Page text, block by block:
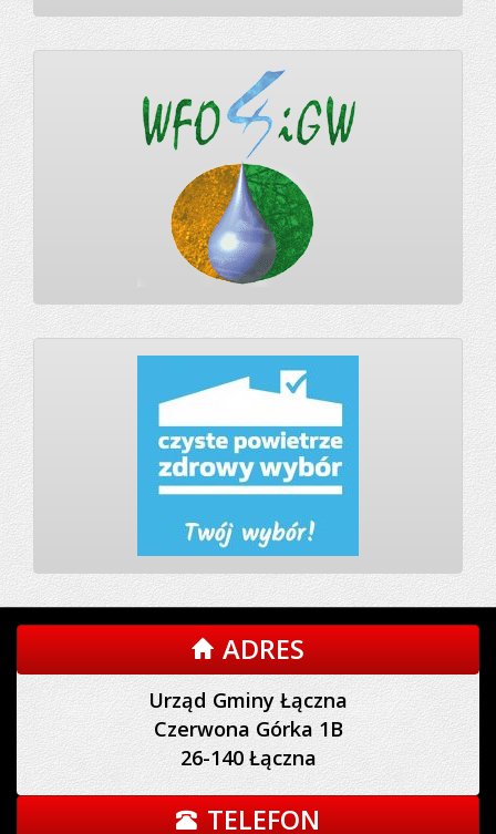
ADRES
Urząd Gminy Łączna
Czerwona Górka 1B
26-140 Łączna
TELEFON